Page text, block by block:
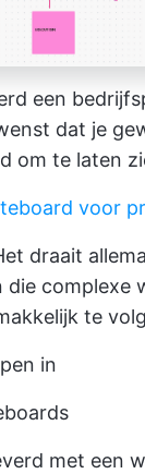
een
dat je
om te laten
voor
draait
die complexe
te
in
met een